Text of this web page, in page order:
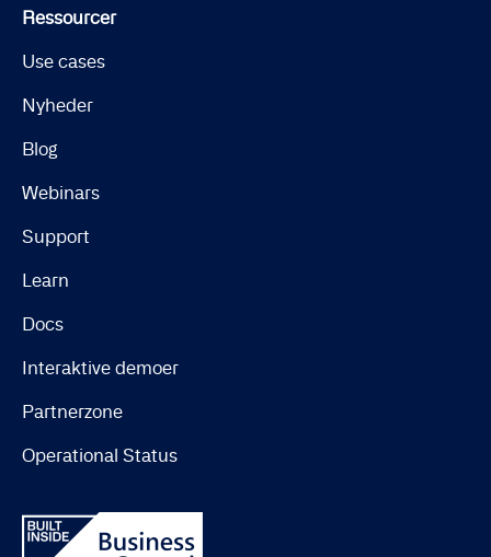
Ressourcer
Use cases
Nyheder
Blog
Webinars
Support
Learn
Docs
Interaktive demoer
Partnerzone
Operational Status